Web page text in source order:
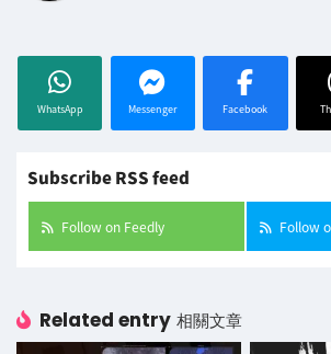
WhatsApp Messenger Facebook
Subscribe RSS feed
Follow on Feedly Follow
Related entry 相關文章